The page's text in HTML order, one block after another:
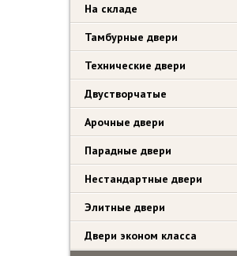
На складе
Тамбурные двери
Технические двери
Двустворчатые
Арочные двери
Парадные двери
Нестандартные двери
Элитные двери
Двери эконом класса